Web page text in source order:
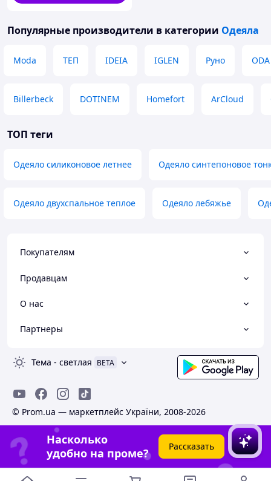
Популярные производители в категории Одеяла
Moda ТЕП IDEIA IGLEN Руно ODA
Billerbeck DOTINEM Homefort ArCloud
ТОП теги
Одеяло силиконовое летнее Одеяло синтепоновое
Одеяло двухспальное теплое Одеяло лебяжье
Покупателям
Продавцам
О нас
Партнеры
Тема - светлая BETA
© Prom.ua — маркетплейс України, 2008-2026
Насколько
удобно на проме?
Рассказать